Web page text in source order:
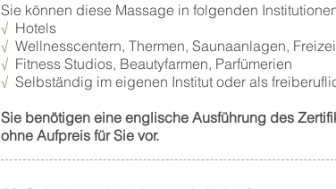
Sie können diese Massage in folgenden
√ Hotels
√ Wellnesscentern, Thermen, Saunaanlagen,
√ Fitness Studios, Beautyfarmen, Parfümerien
√ Selbständig im eigenen Institut oder als
Sie benötigen eine englische Ausführung des
ohne Aufpreis für Sie vor.